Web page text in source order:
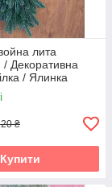
лита
/ Декоративна
/ Ялинка
₴
Купити